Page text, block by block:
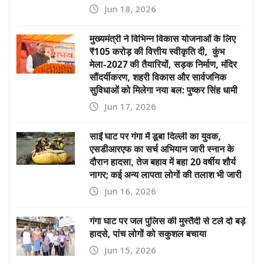
Jun 18, 2026
मुख्यमंत्री ने विभिन्न विकास योजनाओं के लिए
₹105 करोड़ की वित्तीय स्वीकृति दी, कुंभ
मेला-2027 की तैयारियों, सड़क निर्माण, मंदिर
सौंदर्यीकरण, शहरी विकास और सार्वजनिक
सुविधाओं को मिलेगा नया बल: पुष्कर सिंह धामी
Jun 17, 2026
साईं घाट पर गंगा में डूबा दिल्ली का युवक,
एसडीआरएफ का सर्च अभियान जारी स्नान के
दौरान हादसा, तेज बहाव में बहा 20 वर्षीय शौर्य
नागर; कई अन्य लापता लोगों की तलाश भी जारी
Jun 16, 2026
गंगा घाट पर जल पुलिस की मुस्तैदी से टले दो बड़े
हादसे, पांच लोगों को सकुशल बचाया
Jun 15, 2026